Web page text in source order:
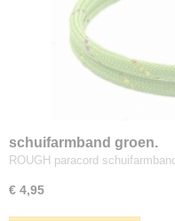
schuifarmband groen.
ROUGH paracord
€ 4,95